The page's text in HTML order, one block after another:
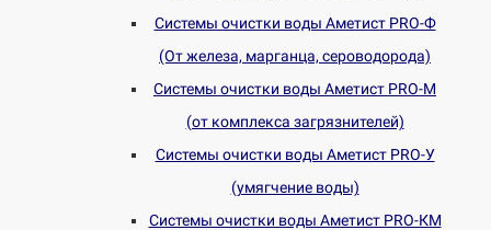
Системы очистки воды Аметист PRO-Ф
(От железа, марганца, сероводорода)
Системы очистки воды Аметист PRO-M
(от комплекса загрязнителей)
Системы очистки воды Аметист PRO-У
(умягчение воды)
Системы очистки воды Аметист PRO-КM